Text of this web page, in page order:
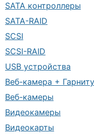
SATA контроллеры
SATA-RAID
SCSI
SCSI-RAID
USB устройства
Веб-камера +
Веб-камеры
Видеокамеры
Видеокарты